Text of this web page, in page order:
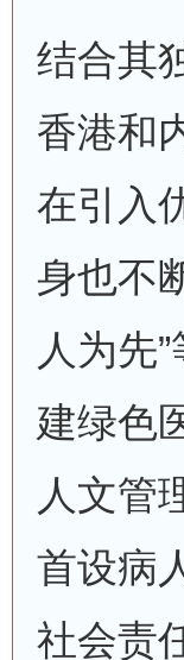
结合其
香港和
在引入
身也不
人为先
建绿色
人文管
首设病
社会责